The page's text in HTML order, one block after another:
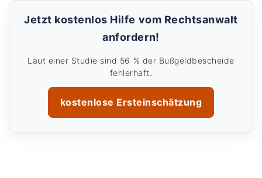
Jetzt kostenlos Hilfe vom Rechtsanwalt
anfordern!
Laut einer Studie sind 56 % der Bußgeldbescheide
fehlerhaft.
kostenlose Ersteinschätzung